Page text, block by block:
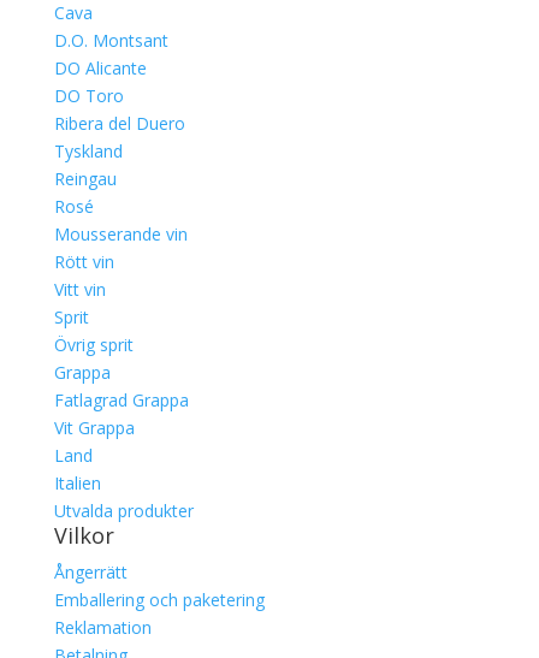
Cava
D.O. Montsant
DO Alicante
DO Toro
Ribera del Duero
Tyskland
Reingau
Rosé
Mousserande vin
Rött vin
Vitt vin
Sprit
Övrig sprit
Grappa
Fatlagrad Grappa
Vit Grappa
Land
Italien
Utvalda produkter
Vilkor
Ångerrätt
Emballering och paketering
Reklamation